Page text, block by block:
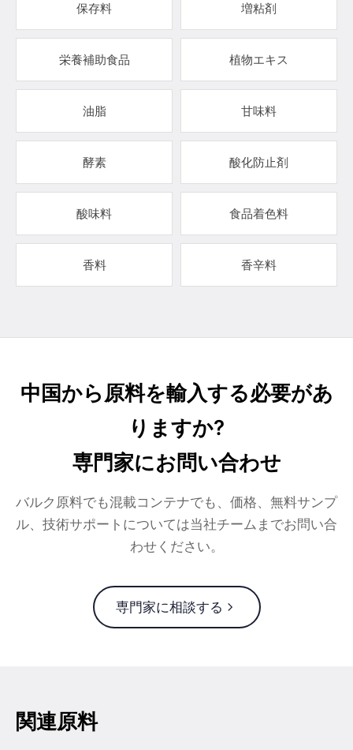
保存料 増粘剤
栄養補助食品 植物エキス
油脂 甘味料
酵素 酸化防止剤
酸味料 食品着色料
香料 香辛料
中国から原料を輸入する必要があ
りますか?
専門家にお問い合わせ
バルク原料でも混載コンテナでも、価格、無料サンプ
ル、技術サポートについては当社チームまでお問い合
わせください。
専門家に相談する
関連原料